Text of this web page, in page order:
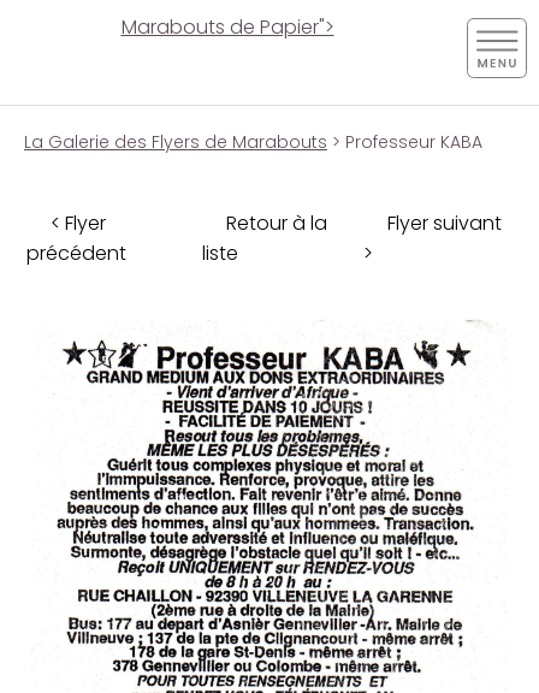
Marabouts de Papier">
La Galerie des Flyers de Marabouts > Professeur KABA
< Flyer
précédent
Retour à la
liste
Flyer suivant
>